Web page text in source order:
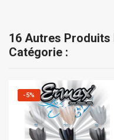
16 Autres Produits
Catégorie :
-5%